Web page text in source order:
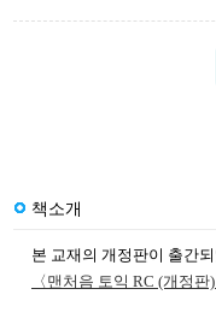
책소개
본 교재의 개정판이 출간
〈맨처음 토익 RC (개정